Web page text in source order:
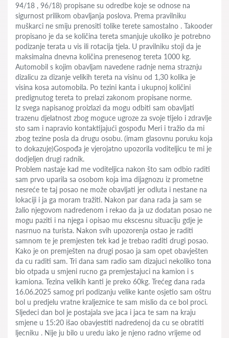
94/18 , 96/18) propisane su odredbe koje se odnose na
sigurnost prilikom obavljanja poslova. Prema pravilniku
muškarci ne smiju prenositi tolike terete samostalno . Takooder
propisano je da se količina tereta smanjuje ukoliko je potrebno
podizanje terata u vis ili rotacija tjela. U pravilniku stoji da je
maksimalna dnevna količina prenesenog tereta 1000 kg.
Automobil s kojim obavljam navedene radnje nema straznju
dizalicu za dizanje velikih tereta na visinu od 1,30 kolika je
visina kosa automobila. Po tezini kanta i ukupnoj količini
predignutog tereta to prelazi zakonom propisane norme.
Iz svega napisanog proizlazi da mogu odbiti sam obavljati
trazenu djelatnost zbog moguce ugroze za svoje tijelo i zdravlje
sto sam i napravio kontaktijajući gospođu Meri i tražio da mi
zbog tezine posla da drugu osobu. (imam glasovnu poruku koja
to dokazuje)Gospođa je vjerojatno upozorila voditeljicu te mi je
dodjeljen drugi radnik.
Problem nastaje kad me voditeljica nakon što sam odbio raditi
sam prvo uparila sa osobom koja ima dijagnozu iz prometne
nesreće te taj posao ne može obavljati jer odluta i nestane na
lokaciji i ja ga moram tražiti. Nakon par dana rada ja sam se
žalio njegovom nadredenom i rekao da ja uz dodatan posao ne
mogu paziti i na njega i opisao mu ekscesnu situaciju gdje je
nasrnuo na turista. Nakon svih upozorenja ostao je raditi
samnom te je premjesten tek kad je trebao raditi drugi posao.
Kako je on premješten na drugi posao ja sam opet obavješten
da cu raditi sam. Tri dana sam radio sam dizajuci nekoliko tona
bio otpada u smjeni rucno ga premjestajuci na kamion i s
kamiona. Tezina velikih kanti je preko 60kg. Trećeg dana rada
16.06.2025 samog pri podizanju velike kante osjetio sam oštru
bol u predjelu vratne kraljeznice te sam mislio da ce bol proci.
Sljedeci dan bol je postajala sve jaca i jaca te sam na kraju
smjene u 15:20 išao obavjestiti nadredenoj da cu se obratiti
ljecniku . Nije ju bilo u uredu iako je njeno radno vrijeme od